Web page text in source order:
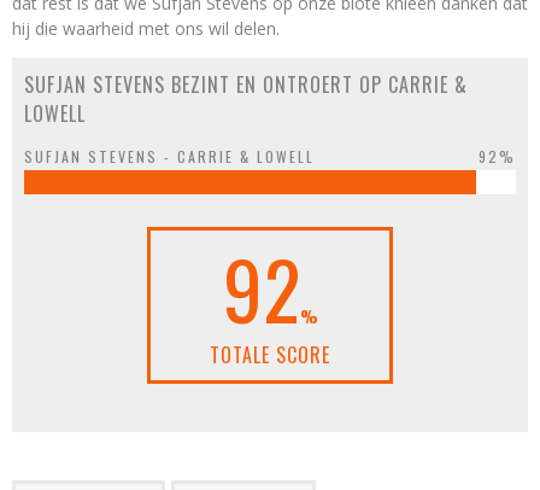
hij die waarheid met ons wil delen.
SUFJAN STEVENS BEZINT EN ONTROERT OP CARRIE &
LOWELL
SUFJAN STEVENS - CARRIE & LOWELL 92%
92%
TOTALE SCORE